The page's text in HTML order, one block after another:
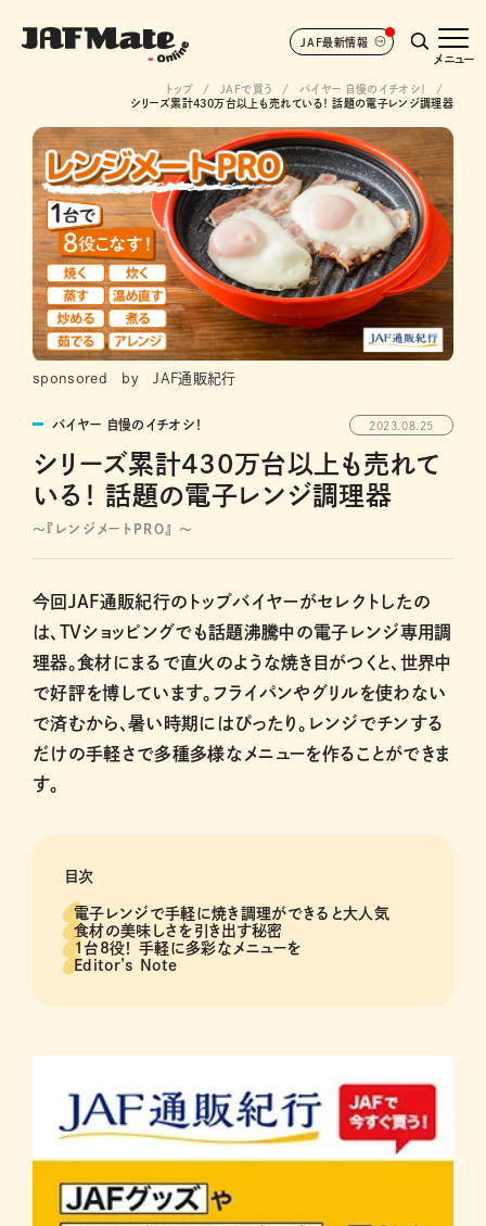
JAF最新情報
メニュー
トップ JAFで買う
バイヤー 自慢のイチオシ！
シリーズ累計430万台以上も売れている！ 話題の電子レンジ調理器
sponsored by JAF通販紀行
バイヤー 自慢のイチオシ！ 2023.08.25
シリーズ累計430万台以上も売れて
いる！ 話題の電子レンジ調理器
～『レンジメートPRO』 ～
今回JAF通販紀行のトップバイヤーがセレクトしたの
は、TVショッピングでも話題沸騰中の電子レンジ専用調
理器。食材にまるで直火のような焼き目がつくと、世界中
で好評を博しています。フライパンやグリルを使わない
で済むから、暑い時期にはぴったり。レンジでチンする
だけの手軽さで多種多様なメニューを作ることができま
す。
目次
電子レンジで手軽に焼き調理ができると大人気
食材の美味しさを引き出す秘密
1台8役！ 手軽に多彩なメニューを
Editor’s Note